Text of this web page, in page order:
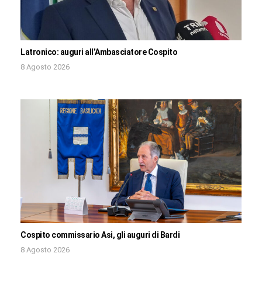
Latronico: auguri all’Ambasciatore Cospito
8 Agosto 2026
Cospito commissario Asi, gli auguri di Bardi
8 Agosto 2026